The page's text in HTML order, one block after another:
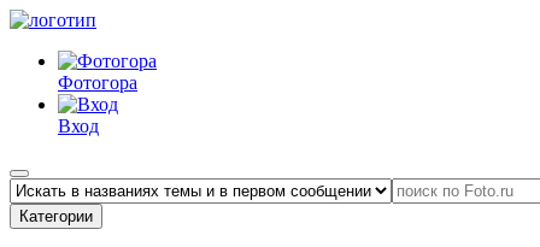
Фотогора
Вход
Категории